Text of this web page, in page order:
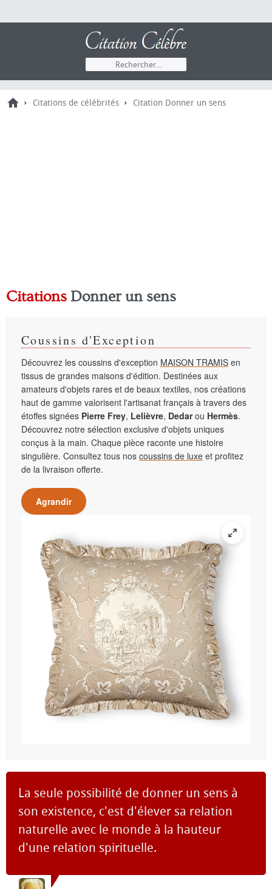
› Citations de célébrités › Citation Donner un sens
Citations Donner un sens
Coussins d'Exception
Découvrez les coussins d'exception MAISON TRAMIS en
tissus de grandes maisons d'édition. Destinées aux
amateurs d'objets rares et de beaux textiles, nos créations
haut de gamme valorisent l'artisanat français à travers des
étoffes signées Pierre Frey, Lelièvre, Dedarou Hermès.
Découvrez notre sélection exclusive d'objets uniques
conçus à la main. Chaque pièce raconte une histoire
singulière. Consultez tous nos coussins de luxe et profitez
de la livraison offerte.
Agrandir
La seule possibilité de donner un sens à
son existence, c'est d'élever sa relation
naturelle avec le monde à la hauteur
d'une relation spirituelle.